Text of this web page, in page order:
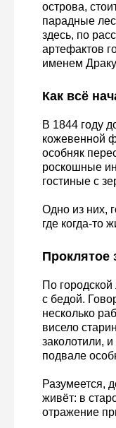
острова,
парадные
здесь, по
артефактов
именем
Как всё
В 1844 году
кожевенной
особняк
роскошные
гостиные с
Одно из них,
где когда-то
Проклятое
По городской
с бедой.
несколько
висело
заколотили,
подвале
Разумеется,
живёт: в
отражение